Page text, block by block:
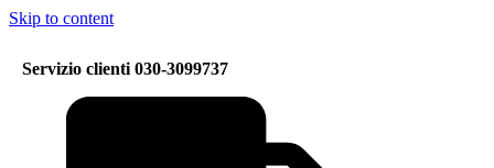
Skip to content
Servizio clienti 030-3099737